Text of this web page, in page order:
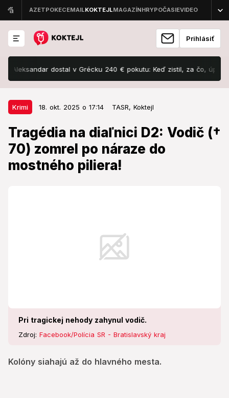
Prihlásiť
dostal v Grécku 240 € pokutu: Keď zistil, za čo, úplne
Krimi 18. okt. 2025 o 17:14 TASR, Koktejl
Tragédia na diaľnici D2: Vodič (†
70) zomrel po náraze do
mostného piliera!
Pri tragickej nehody zahynul vodič.
Zdroj: Facebook/Polícia SR - Bratislavský kraj
Kolóny siahajú až do hlavného mesta.
Krimi 18. okt. 2025 o 17:14
Tragédia na diaľnici D2: Vodič (†
70) zomrel po náraze do mostného
piliera!